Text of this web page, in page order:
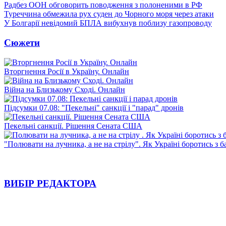
Радбез ООН обговорить поводження з полоненими в РФ
Туреччина обмежила рух суден до Чорного моря через атаки
У Болгарії невідомий БПЛА вибухнув поблизу газопроводу
Сюжети
Вторгнення Росії в Україну. Онлайн
Війна на Близькому Сході. Онлайн
Підсумки 07.08: "Пекельні" санкції і "парад" дронів
Пекельні санкції. Рішення Сената США
"Полювати на лучника, а не на стрілу". Як Україні боротись з
ВИБІР РЕДАКТОРА